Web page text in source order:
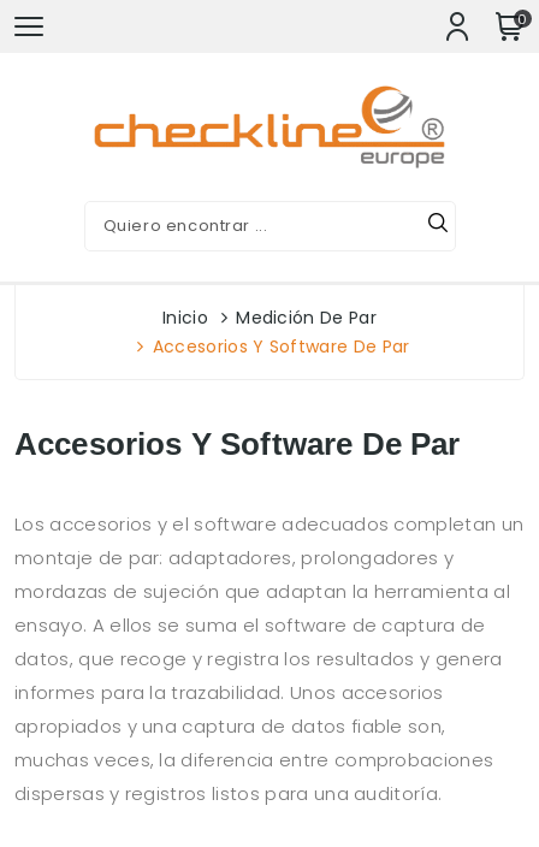
0
Inicio
Medición De Par
Accesorios Y Software De Par
Accesorios Y Software De Par
Los accesorios y el software adecuados completan un
montaje de par: adaptadores, prolongadores y
mordazas de sujeción que adaptan la herramienta al
ensayo. A ellos se suma el software de captura de
datos, que recoge y registra los resultados y genera
informes para la trazabilidad. Unos accesorios
apropiados y una captura de datos fiable son,
muchas veces, la diferencia entre comprobaciones
dispersas y registros listos para una auditoría.